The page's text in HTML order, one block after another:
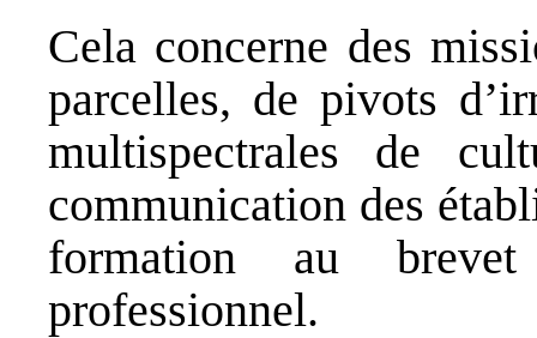
Cela concerne des
parcelles, de pivots
multispectrales de
communication des
formation au
professionnel.